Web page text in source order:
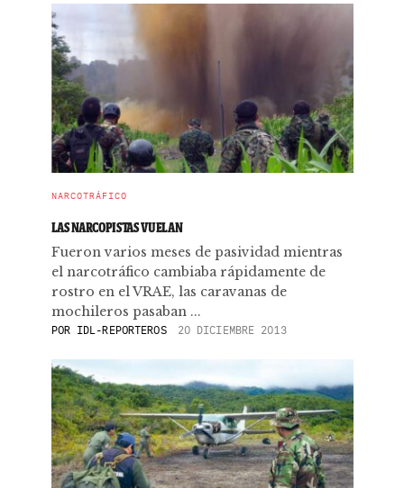
NARCOTRÁFICO
LAS NARCOPISTAS VUELAN
Fueron varios meses de pasividad mientras
el narcotráfico cambiaba rápidamente de
rostro en el VRAE, las caravanas de
mochileros pasaban ...
POR IDL-REPORTEROS 20 DICIEMBRE 2013